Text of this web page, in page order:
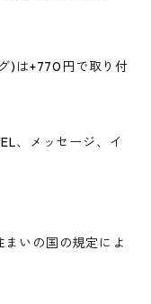
)は+770円で取り付
、メッセージ、イ
いの国の規定によ